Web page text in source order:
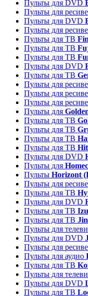
Пульты для DVD
Пульты для
Пульты для DVD
Пульты для
Пульты для ТВ
Пульты для ТВ
Пульты для ТВ
Пульты для DVD
Пульты для ТВ
Пульты для
Пульты для
Пульты для
Пульты для
Пульты для ТВ
Пульты для ТВ
Пульты для ТВ
Пульты для ТВ
Пульты для DVD
Пульты для
Пульты Horizont
Пульты для
Пульты для ТВ
Пульты для DVD
Пульты для ТВ
Пульты для ТВ
Пульты для
Пульты для DVD
Пульты для
Пульты для аудио
Пульты для ТВ
Пульты для
Пульты для DVD
Пульты для ТВ